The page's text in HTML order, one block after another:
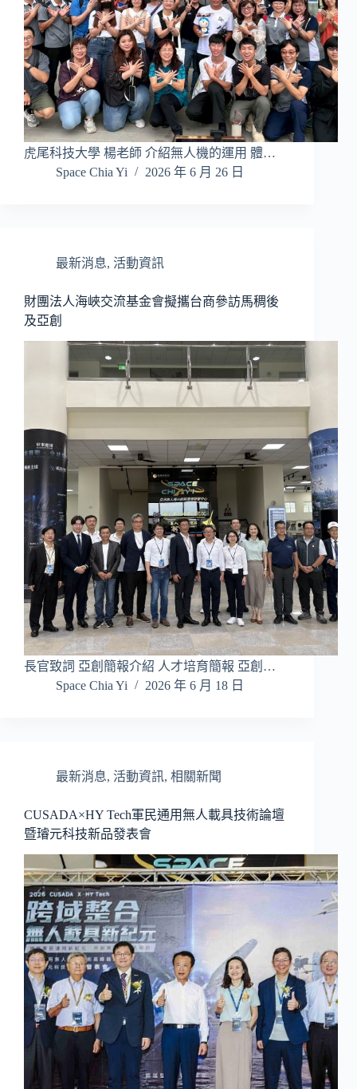
虎尾科技大學 楊老師 介紹無人機的運用 體…
Space Chia Yi
2026 年 6 月 26 日
最新消息, 活動資訊
財團法人海峽交流基金會擬攜台商參訪馬稠後
及亞創
長官致詞 亞創簡報介紹 人才培育簡報 亞創…
Space Chia Yi
2026 年 6 月 18 日
最新消息, 活動資訊, 相關新聞
CUSADA×HY Tech軍民通用無人載具技術論壇
暨璿元科技新品發表會